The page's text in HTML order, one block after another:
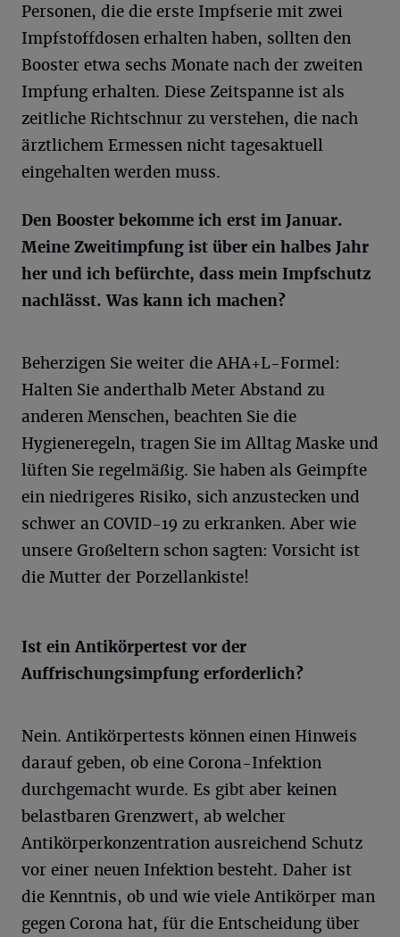
Personen, die die erste Impfserie mit zwei
Impfstoffdosen erhalten haben, sollten den
Booster etwa sechs Monate nach der zweiten
Impfung erhalten. Diese Zeitspanne ist als
zeitliche Richtschnur zu verstehen, die nach
ärztlichem Ermessen nicht tagesaktuell
eingehalten werden muss.
Den Booster bekomme ich erst im Januar.
Meine Zweitimpfung ist über ein halbes Jahr
her und ich befürchte, dass mein Impfschutz
nachlässt. Was kann ich machen?
Beherzigen Sie weiter die AHA+L-Formel:
Halten Sie anderthalb Meter Abstand zu
anderen Menschen, beachten Sie die
Hygieneregeln, tragen Sie im Alltag Maske und
lüften Sie regelmäßig. Sie haben als Geimpfte
ein niedrigeres Risiko, sich anzustecken und
schwer an COVID-19 zu erkranken. Aber wie
unsere Großeltern schon sagten: Vorsicht ist
die Mutter der Porzellankiste!
Ist ein Antikörpertest vor der
Auffrischungsimpfung erforderlich?
Nein. Antikörpertests können einen Hinweis
darauf geben, ob eine Corona-Infektion
durchgemacht wurde. Es gibt aber keinen
belastbaren Grenzwert, ab welcher
Antikörperkonzentration ausreichend Schutz
vor einer neuen Infektion besteht. Daher ist
die Kenntnis, ob und wie viele Antikörper man
gegen Corona hat, für die Entscheidung über